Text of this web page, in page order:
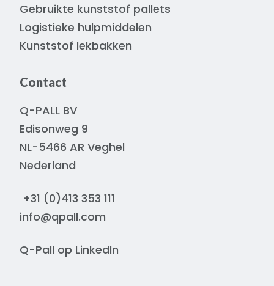
Gebruikte kunststof pallets
Logistieke hulpmiddelen
Kunststof lekbakken
Contact
Q-PALL BV
Edisonweg 9
NL-5466 AR Veghel
Nederland
+31 (0)413 353 111
info@qpall.com
Q-Pall op LinkedIn